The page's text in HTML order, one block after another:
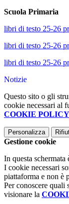
Scuola Primaria
libri di testo 25-26
libri di testo 25-26
libri di testo 25-26
Notizie
Questo sito o gli
cookie necessari al
COOKIE POLICY
Personalizza
Gestione cookie
In questa
I cookie necessari
piattaforma e non è
Per conoscere quali
visionare la